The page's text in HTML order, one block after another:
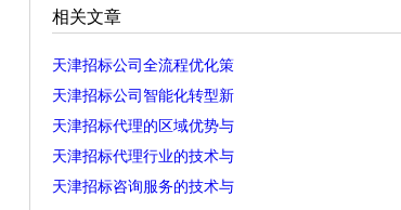
相关文章
天津招标公司全流程优化策
天津招标公司智能化转型新
天津招标代理的区域优势与
天津招标代理行业的技术与
天津招标咨询服务的技术与